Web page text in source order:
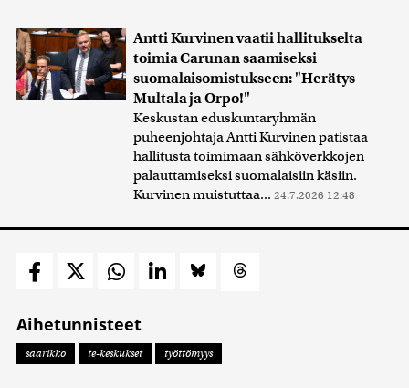
Antti Kurvinen vaatii hallitukselta
toimia Carunan saamiseksi
suomalaisomistukseen: "Herätys
Multala ja Orpo!"
Keskustan eduskuntaryhmän
puheenjohtaja Antti Kurvinen patistaa
hallitusta toimimaan sähköverkkojen
palauttamiseksi suomalaisiin käsiin.
Kurvinen muistuttaa... 24.7.2026 12:48
Aihetunnisteet
saarikko te-keskukset työttömyys